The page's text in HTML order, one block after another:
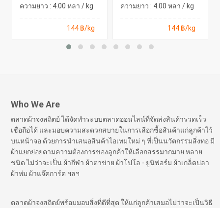
ความยาว : 4.00 หลา / kg
144 ฿/kg
ความยาว : 4.00 หลา / kg
144 ฿/kg
Who We Are
ตลาดผ้าจงสถิตย์ ได้จัดทำระบบตลาดออนไลน์ที่จัดส่งสินค้ารวดเร็ว
เชื่อถือได้ และมอบความสะดวกสบายในการเลือกซื้อสินค้าแก่ลูกค้าไว้
บนหน้าจอ ด้วยการนำเสนอสินค้าไอเทมใหม่ ๆ ที่เป็นนวัตกรรมสิ่งทอ มี
ผ้าแยกย่อยตามความต้องการของลูกค้าให้เลือกสรรมากมาย หลาย
ชนิด ไม่ว่าจะเป็น ผ้ากีฬา ผ้าตาข่าย ผ้าโปโล - ยูนิฟอร์ม ผ้าเกล็ดปลา
ผ้าห่ม ผ้าแจ๊คการ์ด ฯลฯ
ตลาดผ้าจงสถิตย์พร้อมมอบสิ่งที่ดีที่สุด ให้แก่ลูกค้าเสมอไม่ว่าจะเป็นวิธี